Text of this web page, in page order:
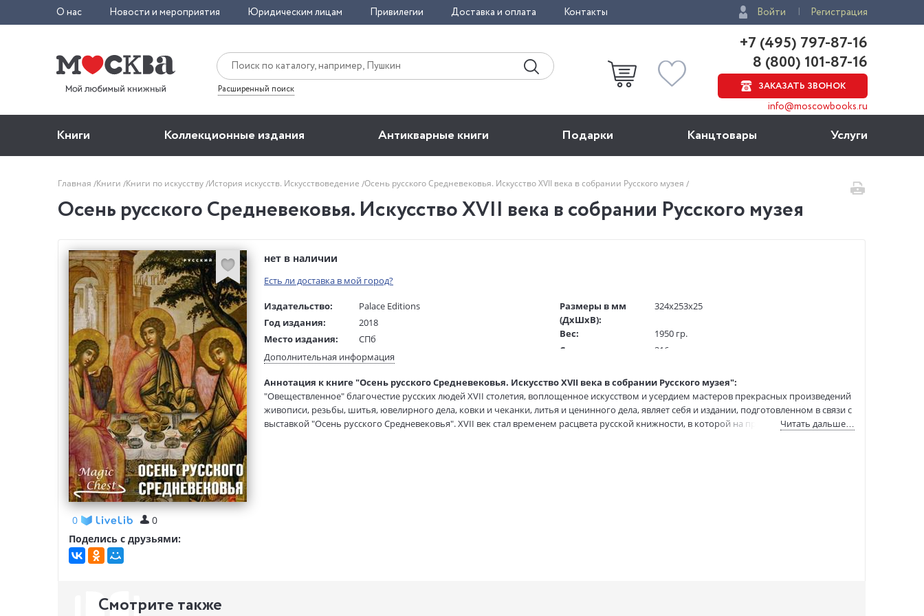
О нас Новости и мероприятия Юридическим лицам Привилегии Доставка и оплата Контакты Войти Регистрация
Расширенный поиск
+7 (495) 797-87-16
8 (800) 101-87-16
ЗАКАЗАТЬ ЗВОНОК
info@moscowbooks.ru
Книги Коллекционные издания Антикварные книги Подарки Канцтовары Услуги
Главная Книги Книги по искусству История искусств. Искусствоведение Осень русского Средневековья. Искусство XVII века в собрании Русского музея
Осень русского Средневековья. Искусство XVII века в собрании Русского музея
0
0
Поделись с друзьями:
нет в наличии
Есть ли доставка в мой город?
Издательство:
Palace Editions
Год издания:
2018
Место издания:
СПб
Язык текста:
русский
составитель:
Тип обложки:
Твердый переплет+суперобложка
Формат:
324х253
Размеры в мм
(ДхШхВ):
324x253x25
Вес:
1950 гр.
Страниц:
216
Артикул:
318799
ISBN:
9785933326250
В продаже с:
29.07.2022
Дополнительная информация
Аннотация к книге "Осень русского Средневековья. Искусство XVII века в собрании Русского музея":
"Овеществленное" благочестие русских людей XVII столетия, воплощенное искусством и усердием мастеров прекрасных произведений
живописи, резьбы, шитья, ювелирного дела, ковки и чеканки, литья и ценинного дела, являет себя и издании, подготовленном в связи с
выставкой "Осень русского Средневековья". XVII век стал временем расцвета русской книжности, в которой на протяжении столетия
Читать дальше…
Смотрите также